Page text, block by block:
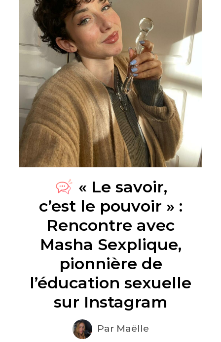
« Le savoir,
c’est le pouvoir » :
Rencontre avec
Masha Sexplique,
pionnière de
l’éducation sexuelle
sur Instagram
Par Maëlle